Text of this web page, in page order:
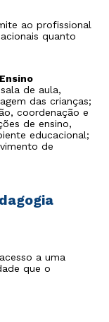
ao profissional
quanto
de aula,
das crianças;
coordenação e
de ensino,
educacional;
de
para
de seus
estudantes no
e na escolha
a uma
que o